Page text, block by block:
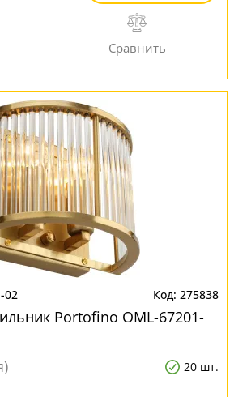
02 275838
Portofino OML-67201-
20 шт.